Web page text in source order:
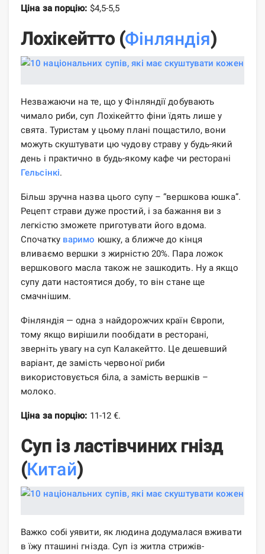
Ціна за порцію: $4,5-5,5
Лохікейтто (Фінляндія)
Незважаючи на те, що у Фінляндії добувають
чимало риби, суп Лохікейтто фіни їдять лише у
свята. Туристам у цьому плані пощастило, вони
можуть скуштувати цю чудову страву у будь-який
день і практично в будь-якому кафе чи ресторані
Гельсінкі.
Більш зручна назва цього супу – “вершкова юшка”.
Рецепт страви дуже простий, і за бажання ви з
легкістю зможете приготувати його вдома.
Спочатку варимо юшку, а ближче до кінця
вливаємо вершки з жирністю 20%. Пара ложок
вершкового масла також не зашкодить. Ну а якщо
супу дати настоятися добу, то він стане ще
смачнішим.
Фінляндія — одна з найдорожчих країн Європи,
тому якщо вирішили пообідати в ресторані,
зверніть увагу на суп Калакейтто. Це дешевший
варіант, де замість червоної риби
використовується біла, а замість вершків –
молоко.
Ціна за порцію: 11-12 €.
Суп із ластівчиних гнізд
(Китай)
Важко собі уявити, як людина додумалася вживати
в їжу пташині гнізда. Суп із житла стрижів-